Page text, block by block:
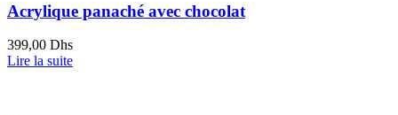
Acrylique panaché avec chocolat
399,00 Dhs
Lire la suite